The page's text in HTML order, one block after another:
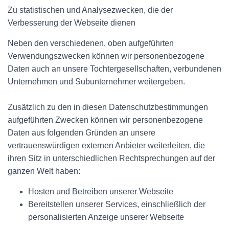
Zu statistischen und Analysezwecken, die der
Verbesserung der Webseite dienen
Neben den verschiedenen, oben aufgeführten
Verwendungszwecken können wir personenbezogene
Daten auch an unsere Tochtergesellschaften, verbundenen
Unternehmen und Subunternehmer weitergeben.
Zusätzlich zu den in diesen Datenschutzbestimmungen
aufgeführten Zwecken können wir personenbezogene
Daten aus folgenden Gründen an unsere
vertrauenswürdigen externen Anbieter weiterleiten, die
ihren Sitz in unterschiedlichen Rechtsprechungen auf der
ganzen Welt haben:
Hosten und Betreiben unserer Webseite
Bereitstellen unserer Services, einschließlich der
personalisierten Anzeige unserer Webseite